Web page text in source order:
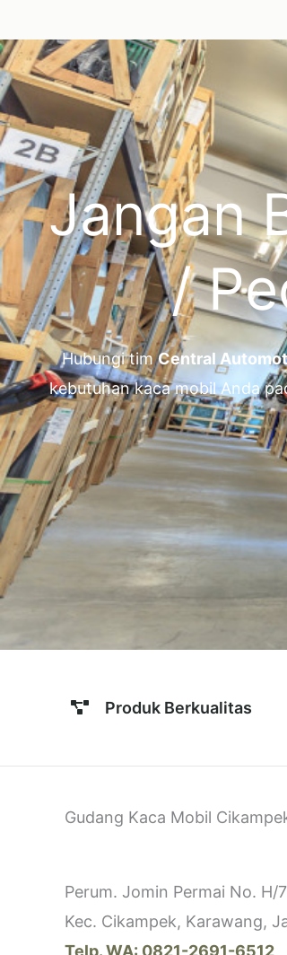
Jangan
/
Hubungi timCentral
kebutuhan kaca mobil Anda
Produk Berkualitas
Gudang Kaca Mobil
Perum. Jomin Permai No. H/
Kec. Cikampek, Karawang,